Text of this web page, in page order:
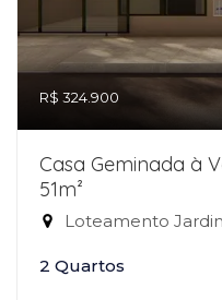
R$ 324.900
Casa Geminada à
51m²
Loteamento
2 Quartos